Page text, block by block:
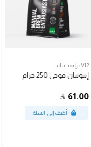
V12 برايفت بلند
إثيوبيان قوجي 250 جرام
61.00